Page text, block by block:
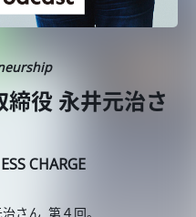
締役 永井元治さ
CHARGE
さん 第４回。